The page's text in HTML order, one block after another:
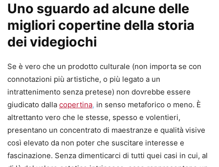
Uno sguardo ad alcune delle
migliori copertine della storia
dei videgiochi
Se è vero che un prodotto culturale (non importa se con
connotazioni più artistiche, o più legato a un
intrattenimento senza pretese) non dovrebbe essere
giudicato dalla copertina, in senso metaforico o meno. È
altrettanto vero che le stesse, spesso e volentieri,
presentano un concentrato di maestranze e qualità visive
così elevato da non poter che suscitare interesse e
fascinazione. Senza dimenticarci di tutti quei casi in cui, al